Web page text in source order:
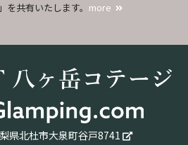
共有いたします。 more
県北杜市大泉町谷戸8741